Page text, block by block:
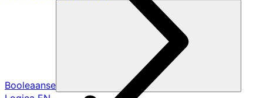
Booleaanse